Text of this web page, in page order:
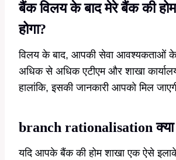
बैंक विलय के बाद मेरे बैंक की होम
होगा?
विलय के बाद, आपकी सेवा आवश्यकताओं
अधिक से अधिक एटीएम और शाखा
हालांकि, इसकी जानकारी आपको मिल
branch rationalisation क्या
यदि आपके बैंक की होम शाखा एक ऐसे